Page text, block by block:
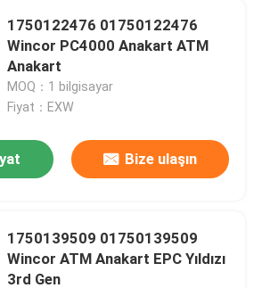
1750122476 01750122476
Wincor PC4000 Anakart ATM
Anakart
MOQ：1 bilgisayar
Fiyat：EXW
Bize ulaşın
1750139509 01750139509
Wincor ATM Anakart EPC Yıldızı
3rd Gen